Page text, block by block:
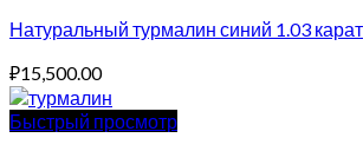
Натуральный турмалин синий 1.03 карат
₽15,500.00
Быстрый просмотр